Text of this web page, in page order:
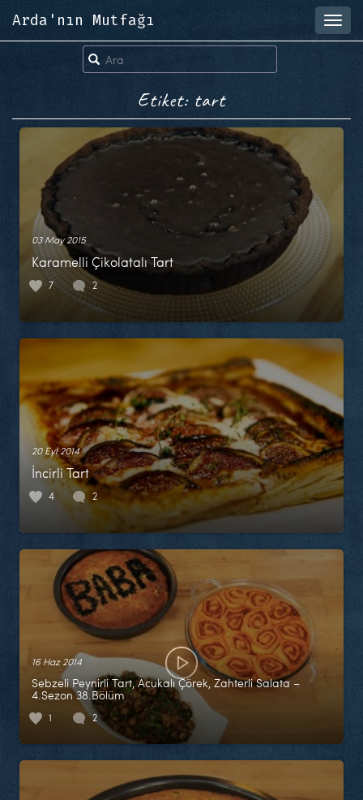
Arda'nın Mutfağı
Etiket: tart
03 May 2015
Karamelli Çikolatalı Tart
7 2
20 Eyl 2014
İncirli Tart
4 2
16 Haz 2014
Sebzeli Peynirli Tart, Acukalı Çörek, Zahterli Salata –
4.Sezon 38.Bölüm
1 2